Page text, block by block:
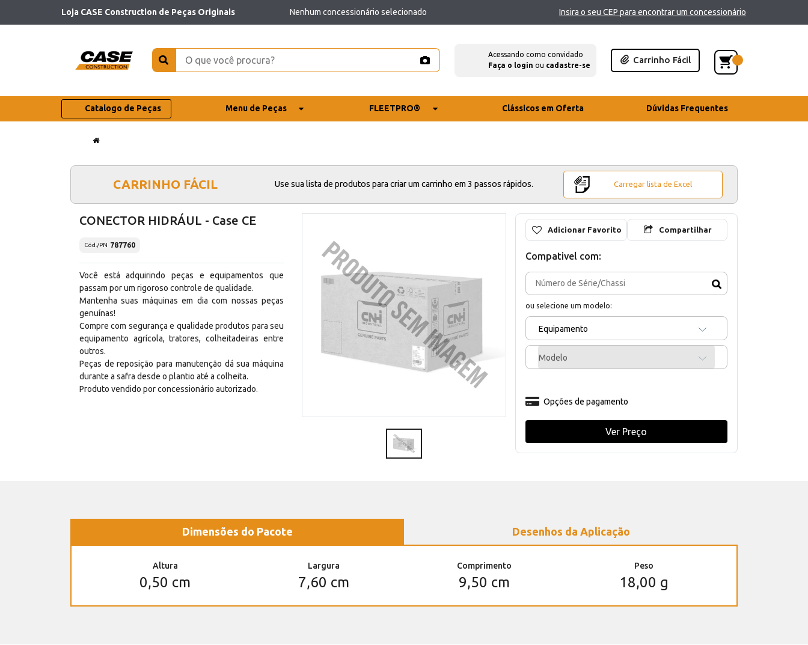
Loja CASE Construction de Peças Originais Nenhum concessionário selecionado Insira o seu CEP para encontrar um concessionário
Acessando como convidado
Faça o login ou cadastre-se
Carrinho Fácil
Catalogo de Peças Menu de Peças FLEETPRO® Clássicos em Oferta Dúvidas Frequentes
CARRINHO FÁCIL Use sua lista de produtos para criar um carrinho em 3 passos rápidos. Carregar lista de Excel
CONECTOR HIDRÁUL - Case CE
Cód./PN 787760
Você está adquirindo peças e equipamentos que
passam por um rigoroso controle de qualidade.
Mantenha suas máquinas em dia com nossas peças
genuínas!
Compre com segurança e qualidade produtos para seu
equipamento agrícola, tratores, colheitadeiras entre
outros.
Peças de reposição para manutenção dá sua máquina
durante a safra desde o plantio até a colheita.
Produto vendido por concessionário autorizado.
Adicionar Favorito Compartilhar
Compativel com:
ou selecione um modelo:
Equipamento
Modelo
Opções de pagamento
Ver Preço
Dimensões do Pacote Desenhos da Aplicação
Altura
0,50 cm
Largura
7,60 cm
Comprimento
9,50 cm
Peso
18,00 g